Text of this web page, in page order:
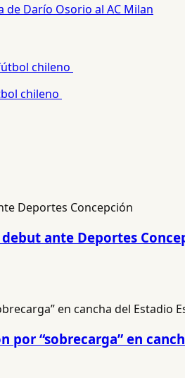
de Darío Osorio al AC Milan
chileno
ante Deportes
“sobrecarga” en